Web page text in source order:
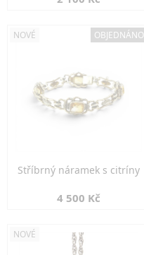
NOVÉ OBJEDNÁNO
Stříbrný náramek s citríny
4 500 Kč
NOVÉ